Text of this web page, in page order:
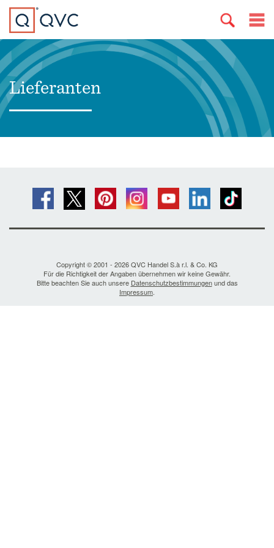
Lieferanten
Copyright © 2001 - 2026 QVC Handel S.à r.l. & Co. KG
Für die Richtigkeit der Angaben übernehmen wir keine Gewähr.
Bitte beachten Sie auch unsere Datenschutzbestimmungenund das
Impressum.